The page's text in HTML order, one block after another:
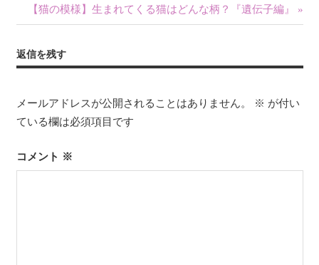
稿
ナ
ゲ
ー
シ
記
次
の
事:
【猫の模様】生まれてくる猫はどんな柄？『遺伝子編』
返信を残す
メールアドレスが公開されることはありません。 ※ が付い
ている欄は必須項目です
コメント ※